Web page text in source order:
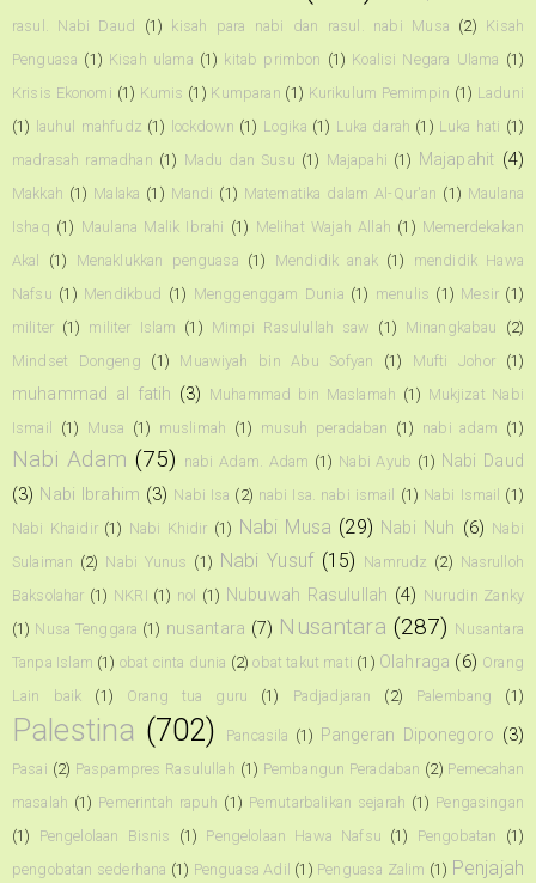
rasul. Nabi Daud
(1) kisah para nabi dan rasul. nabi Musa (2) Kisah
Penguasa (1) Kisah ulama (1) kitab primbon (1) Koalisi Negara Ulama (1)
Krisis Ekonomi (1) Kumis (1) Kumparan (1) Kurikulum Pemimpin (1) Laduni
(1) lauhul mahfudz (1) lockdown (1) Logika (1) Luka darah (1) Luka hati (1)
madrasah ramadhan (1) Madu dan Susu (1) Majapahi (1) Majapahit (4)
Makkah (1) Malaka (1) Mandi (1) Matematika dalam Al-Qur'an (1) Maulana
Ishaq (1) Maulana Malik Ibrahi (1) Melihat Wajah Allah (1) Memerdekakan
Akal
(1) Menaklukkan penguasa (1) Mendidik anak (1)
mendidik Hawa
Nafsu (1) Mendikbud (1) Menggenggam Dunia (1) menulis (1) Mesir (1)
militer (1) militer Islam (1) Mimpi Rasulullah saw (1) Minangkabau
(2)
Mindset Dongeng
(1) Muawiyah bin Abu Sofyan (1) Mufti Johor (1)
muhammad al fatih (3) Muhammad bin Maslamah (1) Mukjizat Nabi
Ismail
(1) Musa (1) muslimah (1) musuh peradaban (1) nabi adam (1)
Nabi Adam (75) nabi Adam. Adam (1) Nabi Ayub (1) Nabi Daud
(3) Nabi Ibrahim (3) Nabi Isa (2) nabi Isa. nabi ismail (1) Nabi Ismail (1)
Nabi Khaidir (1) Nabi Khidir (1) Nabi Musa (29) Nabi Nuh (6) Nabi
Sulaiman (2) Nabi Yunus (1) Nabi Yusuf (15) Namrudz (2) Nasrulloh
Baksolahar (1) NKRI (1) nol (1) Nubuwah Rasulullah (4) Nurudin Zanky
(1) Nusa Tenggara (1) nusantara (7) Nusantara (287) Nusantara
Tanpa Islam (1) obat cinta dunia (2) obat takut mati (1) Olahraga (6) Orang
Lain baik
(1) Orang tua guru (1) Padjadjaran (2) Palembang (1)
Palestina (702) Pancasila (1) Pangeran Diponegoro (3)
Pasai (2) Paspampres Rasulullah (1) Pembangun Peradaban (2) Pemecahan
masalah (1) Pemerintah rapuh (1) Pemutarbalikan sejarah (1) Pengasingan
(1)
Pengelolaan Bisnis (1) Pengelolaan Hawa Nafsu (1) Pengobatan
(1)
pengobatan sederhana (1) Penguasa Adil (1) Penguasa Zalim (1) Penjajah